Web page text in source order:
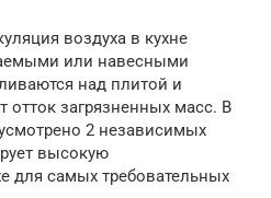
воздуха в кухне
или навесными
над плитой и
отток загрязненных масс. В
2 независимых
высокую
для самых требовательных